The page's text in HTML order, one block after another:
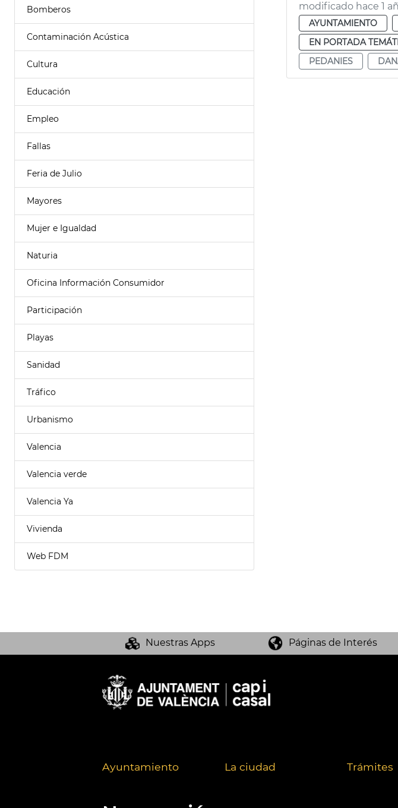
Bomberos
Contaminación Acústica
Cultura
Educación
Empleo
Fallas
Feria de Julio
Mayores
Mujer e Igualdad
Naturia
Oficina Información Consumidor
Participación
Playas
Sanidad
Tráfico
Urbanismo
Valencia
Valencia verde
Valencia Ya
Vivienda
Web FDM
modificado hace 1
AYUNTAMIENTO
EN PORTADA
PEDANIES
Nuestras Apps Páginas de Interés
Ayuntamiento La ciudad Trámites